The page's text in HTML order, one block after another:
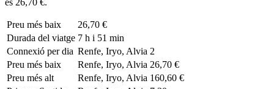
Preu més baix
26,70 €
Durada del viatge 7 h i 51 min
Connexió per dia Renfe, Iryo, Alvia 2
Preu més baix
Renfe, Iryo, Alvia 26,70 €
Preu més alt
Renfe, Iryo, Alvia 160,60 €